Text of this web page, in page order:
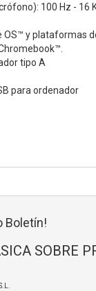
100 Hz - 16
y plataformas
tipo A
para ordenador
Boletín!
SOBRE